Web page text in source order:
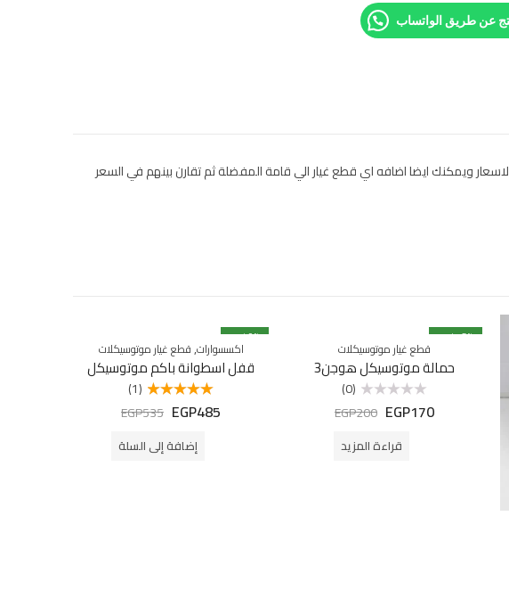
عن طريق الواتساب
بين الاسعار ويمكنك ايضا اضافه اي قطع غيار الي قامة المفضلة ثم تقارن بينهم في السعر
15% خصم
غير متوفرة بالمخزون
قطع غيار موتوسيكلات
حمالة موتوسيكل هوجن3
التقييم
(0)
EGP170
EGP200
قراءة المزيد
9% خصم
اكسسوارات,قطع غيار موتوسيكلات
قفل اسطوانة باكم موتوسيكل
5.00من 5
(1)
EGP485
EGP535
إضافة إلى السلة